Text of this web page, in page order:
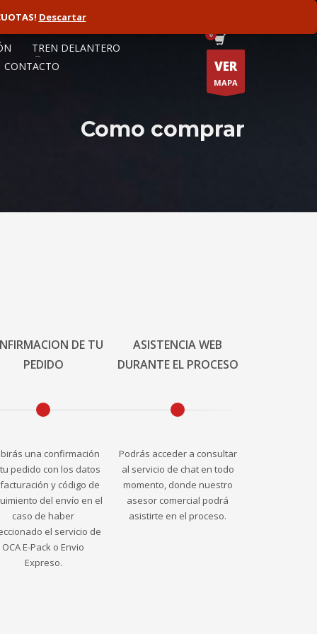
FLOTAS
TREN DELANTERO
CONTACTO VER
MAPA
Como comprar
DE TU
PEDIDO
una confirmación
pedido con los datos
y código de
del envío en el
caso de haber
el servicio de
OCA E-Pack o Envio
Expreso.
ASISTENCIA WEB
DURANTE EL PROCESO
Podrás acceder a consultar
al servicio de chat en todo
momento, donde nuestro
asesor comercial podrá
asistirte en el proceso.
Descartar